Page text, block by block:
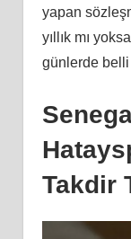
yapan
yıllık mı
günlerde
Takdir